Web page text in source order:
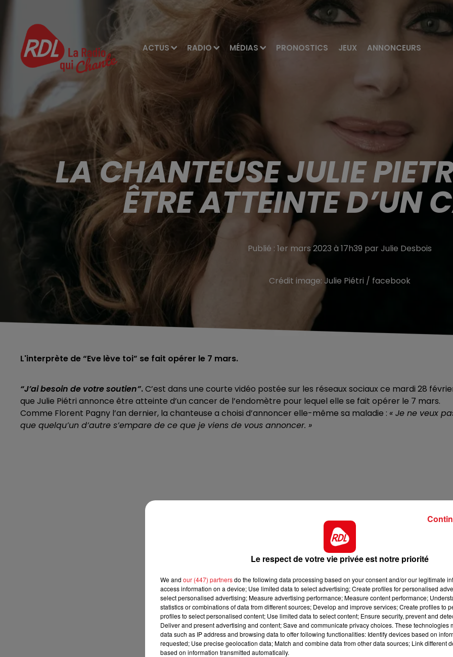
ACTUS RADIO MÉDIAS PRONOSTICS JEUX ANNONCEURS
LA CHANTEUSE JULIE
ÊTRE ATTEINTE D’UN
Publié : 1er mars 2023 à 17h39 par Julie Desbois
Crédit image: Julie Piétri / facebook
L'interprète de “Eve lève toi” se fait opérer le 7 mars.
“J’ai besoin de votre soutien”.C’est dans une courte vidéo postée sur les réseaux sociaux ce mardi 28
que Julie Piétri annonce être atteinte d’un cancer de l’endomètre pour lequel elle se fait opérer le 7 mars.
Comme Florent Pagny l’an dernier, la chanteuse a choisi d’annoncer elle-même sa maladie : « Je ne veux
que quelqu’un d’autre s’empare de ce que je viens de vous annoncer. »
Le respect de votre vie privée est notre priorité
We and our (447) partnersdo the following data processing based on your consent and/or our legitimate
access information on a device; Use limited data to select advertising; Create profiles for personalised
select personalised advertising; Measure advertising performance; Measure content performance;
statistics or combinations of data from different sources; Develop and improve services; Create profiles to
profiles to select personalised content; Use limited data to select content; Ensure security, prevent and
Deliver and present advertising and content; Save and communicate privacy choices. These technologies
data such as IP address and browsing data to offer following functionalities: Identify devices based on
requested; Use precise geolocation data; Match and combine data from other data sources; Link different
based on information transmitted automatically.